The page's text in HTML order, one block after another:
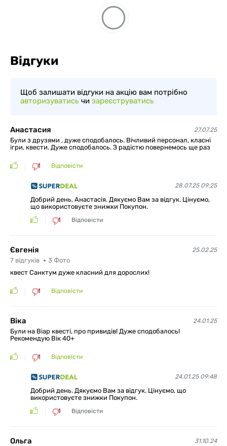
Відгуки
Щоб залишати відгуки на акцію вам потрібно
авторизуватись чи зареєструватись
Анастасия 27.07.25
Були з друзями , дуже сподобалось. Вічливий персонал, класні
ігри, квести. Дуже сподобалось. З радістю повернемось ще раз
Відповісти
28.07.25 09:25
Добрий день, Анастасія. Дякуємо Вам за відгук. Цінуємо,
що використовуєте знижки Покупон.
Відповісти
Євгенія 25.02.25
7 відгуків 3 Фото
квест Санктум дуже класний для дорослих!
Відповісти
Віка 24.01.25
Були на Віар квесті, про привидів! Дуже сподобалось!
Рекомендую Вік 40+
Відповісти
24.01.25 09:48
Добрий день. Дякуємо Вам за відгук. Цінуємо, що
використовуєте знижки Покупон.
Відповісти
Ольга 31.10.24